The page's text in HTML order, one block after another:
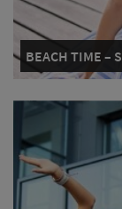
BEACH TIME –